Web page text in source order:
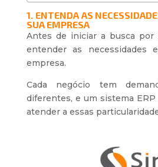
1. ENTENDA AS
SUA EMPRESA
Antes de iniciar a busca por
entender as necessidades
empresa.
Cada negócio tem
diferentes, e um sistema
atender a essas